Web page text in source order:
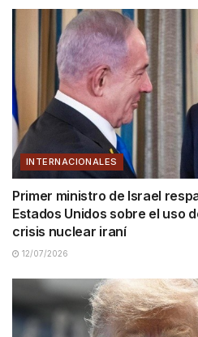
INTERNACIONALES
Primer ministro de Israel
Estados Unidos sobre el uso
crisis nuclear iraní
12/07/2026